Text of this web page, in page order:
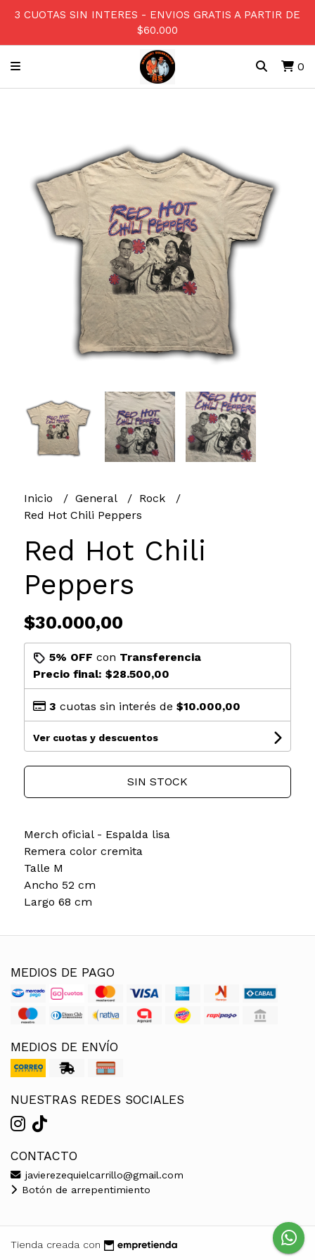
3 CUOTAS SIN INTERES - ENVIOS GRATIS A PARTIR DE
$60.000
0
Inicio General
Rock
Red Hot Chili Peppers
Red Hot Chili
Peppers
$30.000,00
5% OFF con Transferencia
Precio final: $28.500,00
3 cuotas sin interés de $10.000,00
Ver cuotas y descuentos
SIN STOCK
Merch oficial - Espalda lisa
Remera color cremita
Talle M
Ancho 52 cm
Largo 68 cm
MEDIOS DE PAGO
MEDIOS DE ENVÍO
NUESTRAS REDES SOCIALES
CONTACTO
javierezequielcarrillo@gmail.com
Botón de arrepentimiento
Tienda creada con